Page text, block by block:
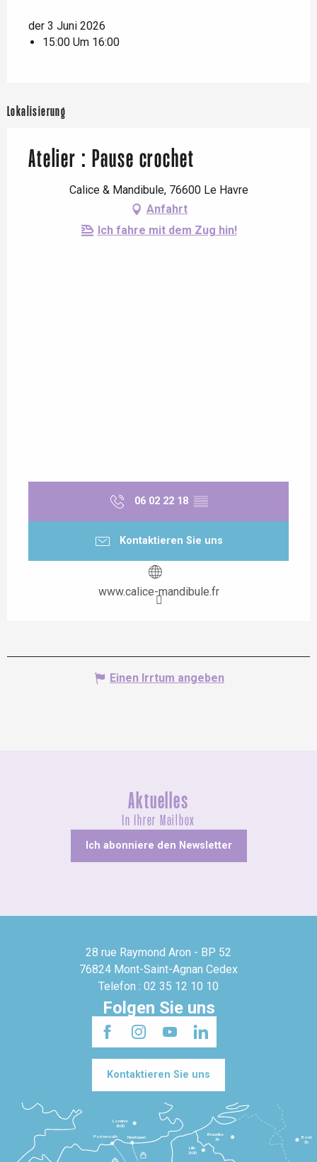
der 3 Juni 2026
15:00 Um 16:00
Lokalisierung
Atelier : Pause crochet
Calice & Mandibule, 76600 Le Havre
Anfahrt
Ich fahre mit dem Zug hin!
06 02 22 18 ▒▒
Kontaktieren Sie uns
www.calice-mandibule.fr
Einen Irrtum angeben
Aktuelles
In Ihrer Mailbox
Ich abonniere den Newsletter
28 rue Raymond Aron - BP 52
76824 Mont-Saint-Agnan Cedex
Telefon : 02 35 12 10 10
Folgen Sie uns
Kontaktieren Sie uns
Lille
2h30
Bruxelles
3h
Londres
3h30
Newhaven
Portsmouth
Bonn
5h